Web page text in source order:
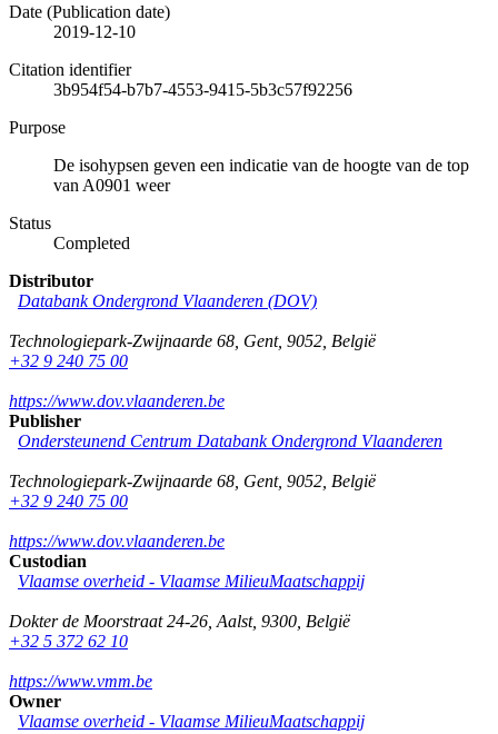
Date (Publication date)
2019-12-10
Citation identifier
3b954f54-b7b7-4553-9415-5b3c57f92256
Purpose
De isohypsen geven een indicatie van de hoogte van de top
van A0901 weer
Status
Completed
Distributor
Databank Ondergrond Vlaanderen (DOV)
Technologiepark-Zwijnaarde 68 Gent, 9052 België
+32 9 240 75 00
https://www.dov.vlaanderen.be
Publisher
Ondersteunend Centrum Databank Ondergrond Vlaanderen
Technologiepark-Zwijnaarde 68 Gent, 9052 België
+32 9 240 75 00
https://www.dov.vlaanderen.be
Custodian
Vlaamse overheid - Vlaamse MilieuMaatschappij
Dokter de Moorstraat 24-26 Aalst, 9300 België
+32 5 372 62 10
https://www.vmm.be
Owner
Vlaamse overheid - Vlaamse MilieuMaatschappij